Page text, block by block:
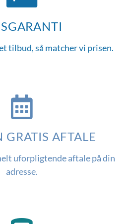
tilbud, så matcher vi prisen.
GRATIS AFTALE
uforpligtende aftale på din
adresse.